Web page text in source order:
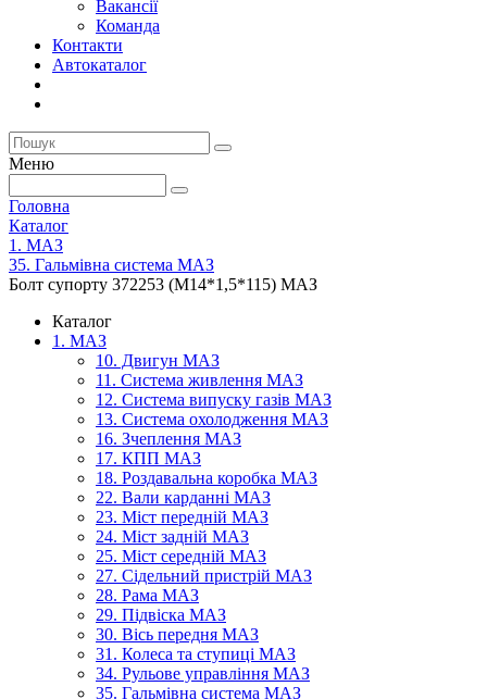
Вакансії
Команда
Контакти
Автокаталог
Меню
Головна
Каталог
1. МАЗ
35. Гальмівна система МАЗ
Болт супорту 372253 (М14*1,5*115) МАЗ
Каталог
1. МАЗ
10. Двигун МАЗ
11. Система живлення МАЗ
12. Система випуску газів МАЗ
13. Система охолодження МАЗ
16. Зчеплення МАЗ
17. КПП МАЗ
18. Роздавальна коробка МАЗ
22. Вали карданні МАЗ
23. Міст передній МАЗ
24. Міст задній МАЗ
25. Міст середній МАЗ
27. Сідельний пристрій МАЗ
28. Рама МАЗ
29. Підвіска МАЗ
30. Вісь передня МАЗ
31. Колеса та ступиці МАЗ
34. Рульове управління МАЗ
35. Гальмівна система МАЗ